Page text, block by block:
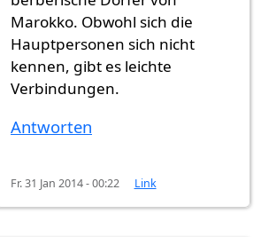
Marokko. Obwohl sich die
Hauptpersonen sich nicht
kennen, gibt es leichte
Verbindungen.
Antworten
Fr. 31 Jan 2014 - 00:22 Link